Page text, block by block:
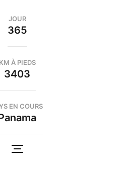
JOUR
365
KM À PIEDS
3403
EN COURS